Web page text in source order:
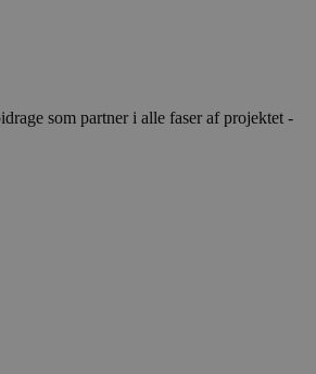
som partner i alle faser af projektet -